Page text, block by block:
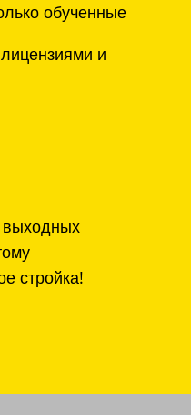
обученные
и
стройка!